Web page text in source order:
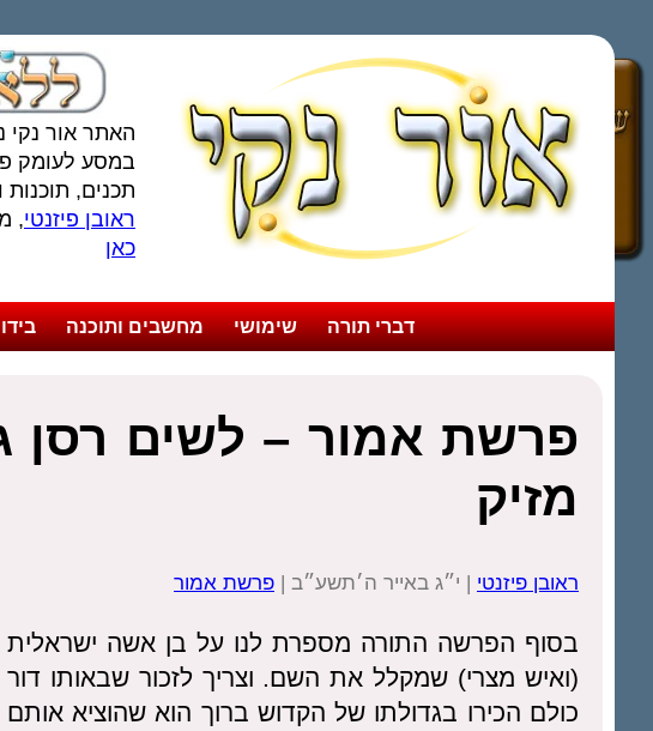
האתר אור נקי
במסע לעומק
תכנים,
ראובן פיזנטי,
כאן
דברי תורה שימושי מחשבים ותוכנה
פרשת אמור – לשים
מזיק
ראובן פיזנטי | י״ג באייר ה׳תשע״ב | פרשת אמור
בסוף הפרשה התורה מספרת לנו על בן אשה ישראלית
(ואיש מצרי) שמקלל את השם. וצריך לזכור שבאותו דור
כולם הכירו בגדולתו של הקדוש ברוך הוא שהוציא אותם